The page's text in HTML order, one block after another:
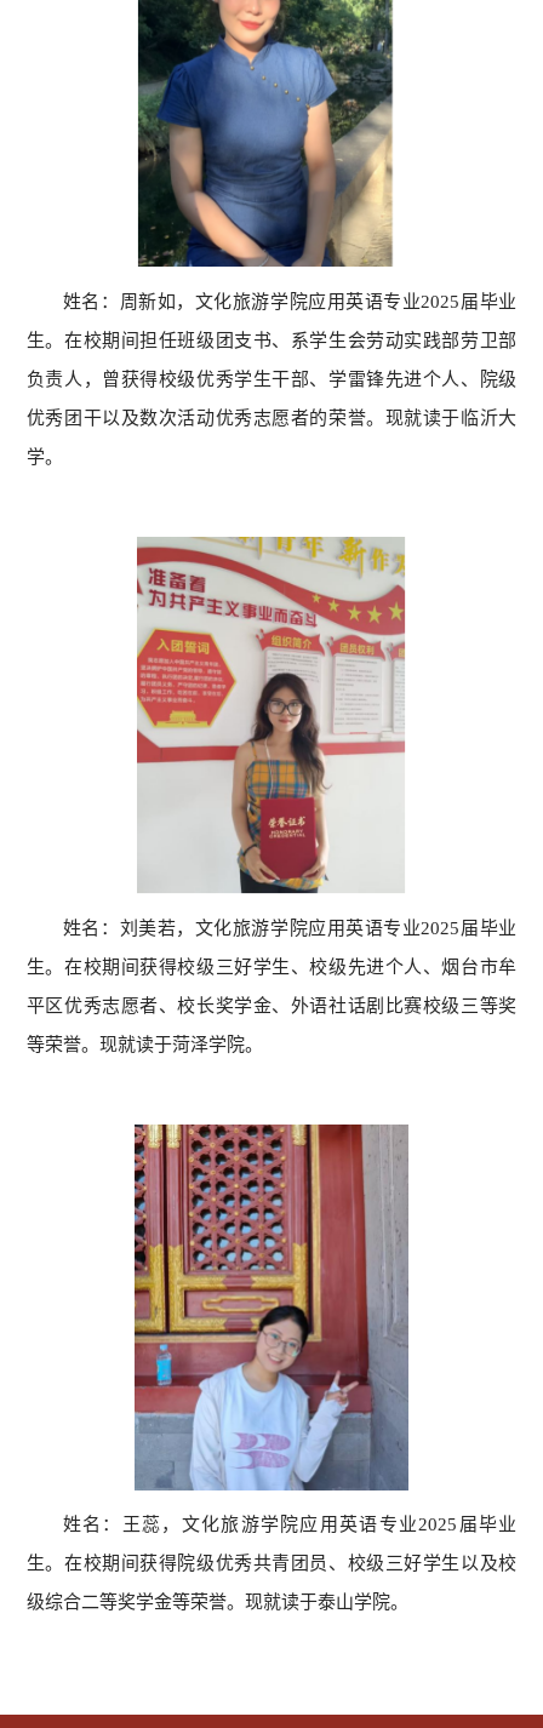
姓名：周新如，文化旅游学院应用英语专业2025届毕业
生。在校期间担任班级团支书、系学生会劳动实践部劳卫部
负责人，曾获得校级优秀学生干部、学雷锋先进个人、院级
优秀团干以及数次活动优秀志愿者的荣誉。现就读于临沂大
学。
姓名：刘美若，文化旅游学院应用英语专业2025届毕业
生。在校期间获得校级三好学生、校级先进个人、烟台市牟
平区优秀志愿者、校长奖学金、外语社话剧比赛校级三等奖
等荣誉。现就读于菏泽学院。
姓名：王蕊，文化旅游学院应用英语专业2025届毕业
生。在校期间获得院级优秀共青团员、校级三好学生以及校
级综合二等奖学金等荣誉。现就读于泰山学院。